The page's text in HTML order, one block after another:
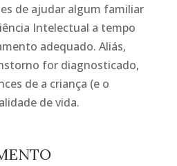
de ajudar algum familiar
Intelectual a tempo
adequado. Aliás,
for diagnosticado,
de a criança (e o
de vida.